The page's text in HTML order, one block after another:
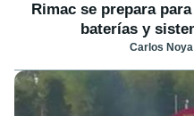
Rimac se prepara
baterías y
Carlos Noya